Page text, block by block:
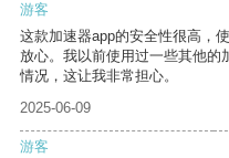
游客
这款加速器app的安全性很高，
放心。我以前使用过一些其他的
情况，这让我非常担心。
2025-06-09
游客